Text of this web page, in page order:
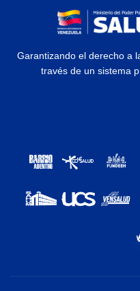
Garantizando el derecho a
través de un sistema